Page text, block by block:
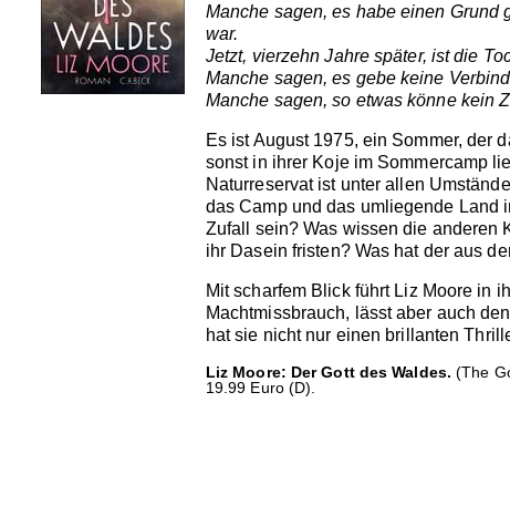
Manche sagen, es habe einen Grund
war.
Jetzt, vierzehn Jahre später, ist die
Manche sagen, es gebe keine
Manche sagen, so etwas könne kein
Es ist August 1975, ein Sommer, der
sonst in ihrer Koje im Sommercamp
Naturreservat ist unter allen
das Camp und das umliegende Land
Zufall sein? Was wissen die anderen
ihr Dasein fristen? Was hat der aus
Mit scharfem Blick führt Liz Moore in
Machtmissbrauch, lässt aber auch
hat sie nicht nur einen brillanten
Liz Moore: Der Gott des Waldes. (The
19.99 Euro (D).